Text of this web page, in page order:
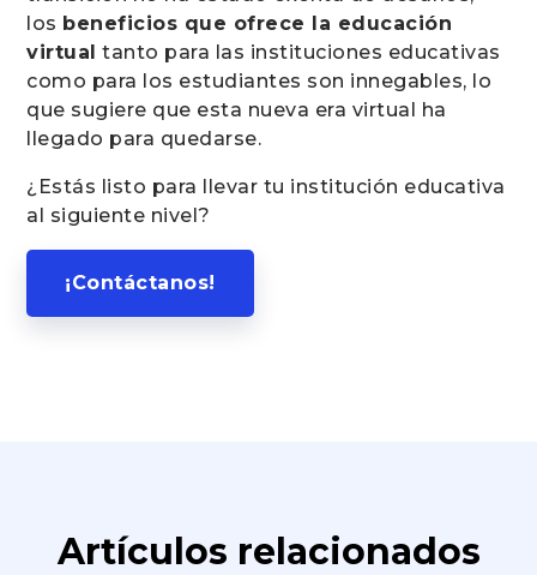
los beneficios que ofrece la educación
virtual tanto para las instituciones educativas
como para los estudiantes son innegables, lo
que sugiere que esta nueva era virtual ha
llegado para quedarse.
¿Estás listo para llevar tu institución educativa
al siguiente nivel?
¡Contáctanos!
Artículos relacionados